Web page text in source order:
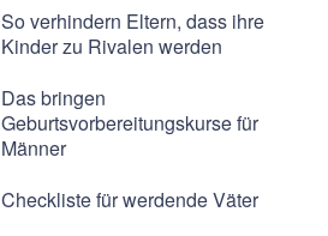
So verhindern Eltern, dass ihre
Kinder zu Rivalen werden
Das bringen
Geburtsvorbereitungskurse für
Männer
Checkliste für werdende Väter